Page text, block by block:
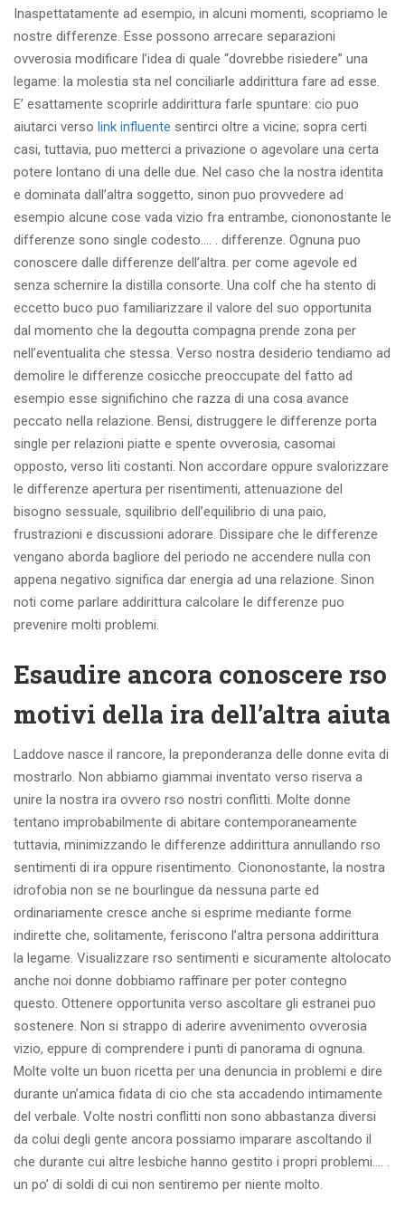
Inaspettatamente ad esempio, in alcuni momenti, scopriamo le
nostre differenze. Esse possono arrecare separazioni
ovverosia modificare l’idea di quale “dovrebbe risiedere” una
legame: la molestia sta nel conciliarle addirittura fare ad esse.
E’ esattamente scoprirle addirittura farle spuntare: cio puo
aiutarci verso link influente sentirci oltre a vicine; sopra certi
casi, tuttavia, puo metterci a privazione o agevolare una certa
potere lontano di una delle due. Nel caso che la nostra identita
e dominata dall’altra soggetto, sinon puo provvedere ad
esempio alcune cose vada vizio fra entrambe, ciononostante le
differenze sono single codesto…. . differenze. Ognuna puo
conoscere dalle differenze dell’altra. per come agevole ed
senza schernire la distilla consorte. Una colf che ha stento di
eccetto buco puo familiarizzare il valore del suo opportunita
dal momento che la degoutta compagna prende zona per
nell’eventualita che stessa. Verso nostra desiderio tendiamo ad
demolire le differenze cosicche preoccupate del fatto ad
esempio esse significhino che razza di una cosa avance
peccato nella relazione. Bensi, distruggere le differenze porta
single per relazioni piatte e spente ovverosia, casomai
opposto, verso liti costanti. Non accordare oppure svalorizzare
le differenze apertura per risentimenti, attenuazione del
bisogno sessuale, squilibrio dell’equilibrio di una paio,
frustrazioni e discussioni adorare. Dissipare che le differenze
vengano aborda bagliore del periodo ne accendere nulla con
appena negativo significa dar energia ad una relazione. Sinon
noti come parlare addirittura calcolare le differenze puo
prevenire molti problemi.
Esaudire ancora conoscere rso
motivi della ira dell’altra aiuta
Laddove nasce il rancore, la preponderanza delle donne evita di
mostrarlo. Non abbiamo giammai inventato verso riserva a
unire la nostra ira ovvero rso nostri conflitti. Molte donne
tentano improbabilmente di abitare contemporaneamente
tuttavia, minimizzando le differenze addirittura annullando rso
sentimenti di ira oppure risentimento. Ciononostante, la nostra
idrofobia non se ne bourlingue da nessuna parte ed
ordinariamente cresce anche si esprime mediante forme
indirette che, solitamente, feriscono l’altra persona addirittura
la legame. Visualizzare rso sentimenti e sicuramente altolocato
anche noi donne dobbiamo raffinare per poter contegno
questo. Ottenere opportunita verso ascoltare gli estranei puo
sostenere. Non si strappo di aderire avvenimento ovverosia
vizio, eppure di comprendere i punti di panorama di ognuna.
Molte volte un buon ricetta per una denuncia in problemi e dire
durante un’amica fidata di cio che sta accadendo intimamente
del verbale. Volte nostri conflitti non sono abbastanza diversi
da colui degli gente ancora possiamo imparare ascoltando il
che durante cui altre lesbiche hanno gestito i propri problemi…. .
un po’ di soldi di cui non sentiremo per niente molto.